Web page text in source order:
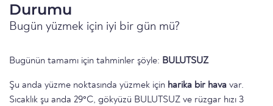
Durumu
Bugün yüzmek için iyi bir gün mü?
Bugünün tamamı için tahminler şöyle: BULUTSUZ
Şu anda yüzme noktasında yüzmek için harika bir hava var.
Sıcaklık şu anda 29°C, gökyüzü BULUTSUZ ve rüzgar hızı 3